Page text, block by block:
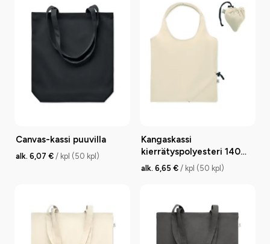
Canvas-kassi puuvilla
alk. 6,07 € / kpl (50 kpl)
Kangaskassi
kierrätyspolyesteri 140
g/m²
alk. 6,65 € / kpl (50 kpl)